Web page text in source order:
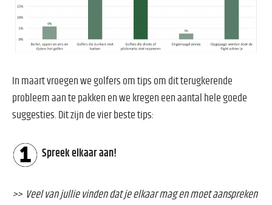
In maart vroegen we golfers om tips om dit terugkerende
probleem aan te pakken en we kregen een aantal hele goede
suggesties. Dit zijn de vier beste tips:
Spreek elkaar aan!
>> Veel van jullie vinden dat je elkaar mag en moet aanspreken